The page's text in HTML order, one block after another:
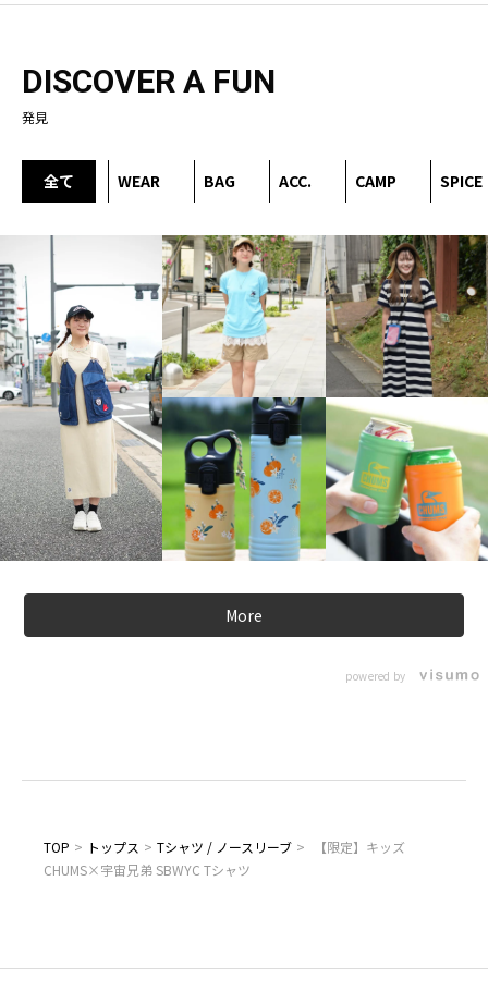
DISCOVER A FUN
発見
全て WEAR BAG ACC. CAMP SPICE
More
powered by
TOP > トップス > Tシャツ / ノースリーブ >
【限定】キッズ
CHUMS×宇宙兄弟 SBWYC Tシャツ